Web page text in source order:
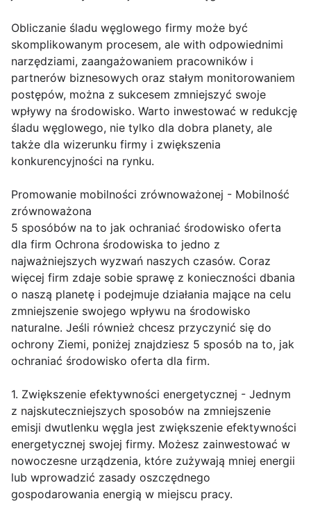
Obliczanie śladu węglowego firmy może być
skomplikowanym procesem, ale with odpowiednimi
narzędziami, zaangażowaniem pracowników i
partnerów biznesowych oraz stałym monitorowaniem
postępów, można z sukcesem zmniejszyć swoje
wpływy na środowisko. Warto inwestować w redukcję
śladu węglowego, nie tylko dla dobra planety, ale
także dla wizerunku firmy i zwiększenia
konkurencyjności na rynku.
Promowanie mobilności zrównoważonej - Mobilność
zrównoważona
5 sposóbów na to jak ochraniać środowisko oferta
dla firm Ochrona środowiska to jedno z
najważniejszych wyzwań naszych czasów. Coraz
więcej firm zdaje sobie sprawę z konieczności dbania
o naszą planetę i podejmuje działania mające na celu
zmniejszenie swojego wpływu na środowisko
naturalne. Jeśli również chcesz przyczynić się do
ochrony Ziemi, poniżej znajdziesz 5 sposób na to, jak
ochraniać środowisko oferta dla firm.
1. Zwiększenie efektywności energetycznej - Jednym
z najskuteczniejszych sposobów na zmniejszenie
emisji dwutlenku węgla jest zwiększenie efektywności
energetycznej swojej firmy. Możesz zainwestować w
nowoczesne urządzenia, które zużywają mniej energii
lub wprowadzić zasady oszczędnego
gospodarowania energią w miejscu pracy.